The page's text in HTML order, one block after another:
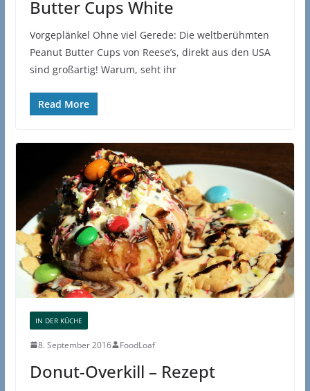
Butter Cups White
Vorgeplänkel Ohne viel Gerede: Die weltberühmten
Peanut Butter Cups von Reese’s, direkt aus den USA
sind großartig! Warum, seht ihr
Read More
IN DER KÜCHE
8. September 2016 FoodLoaf
Donut-Overkill – Rezept